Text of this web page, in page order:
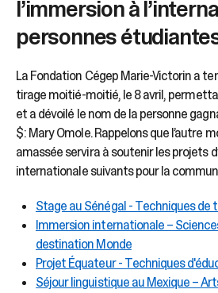
l’immersion à
personnes
La Fondation Cégep Marie-Victorin a
tirage moitié-moitié, le 8 avril,
et a dévoilé le nom de la personne
$ : Mary Omole. Rappelons que l’autre
amassée servira à soutenir les projets
internationale suivants pour la
Stage au Sénégal - Techniques de
Immersion internationale –
destination Monde
Projet Équateur - Techniques
Séjour linguistique au Mexique –